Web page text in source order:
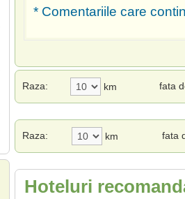
* Comentariile care
Raza: km fata
Raza: km fata
Hoteluri